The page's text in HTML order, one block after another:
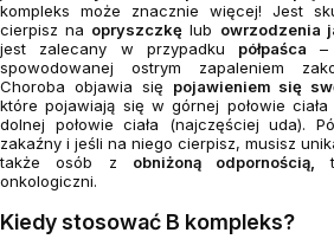
kompleks może znacznie więcej! Jest
cierpisz na opryszczkę lub owrzodzenia
jest zalecany w przypadku półpaśca –
spowodowanej ostrym zapaleniem
Choroba objawia się pojawieniem się
które pojawiają się w górnej połowie
dolnej połowie ciała (najczęściej uda).
zakaźny i jeśli na niego cierpisz, musisz
także osób z obniżoną odpornością,
onkologiczni.
Kiedy stosować B kompleks?